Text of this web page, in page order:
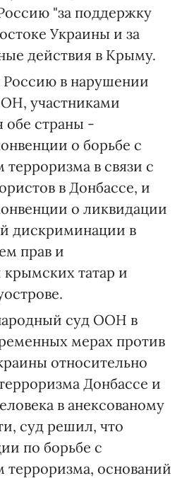
"за поддержку
Украины и за
действия в Крыму.
Россию в нарушении
участниками
обе страны -
о борьбе с
в связи с
в Донбассе, и
о ликвидации
дискриминации в
прав и
татар и
суд ООН в
мерах против
относительно
Донбассе и
в анексованому
суд решил, что
по борьбе с
оснований